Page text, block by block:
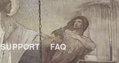
SUPPORT FAQ